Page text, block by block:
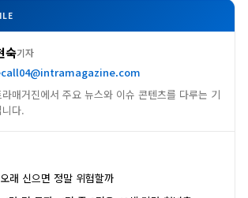
숙기자
라매거진에서 주요 뉴스와 이슈 콘텐츠를 다루는 기
다.
래 신으면 정말 위험할까